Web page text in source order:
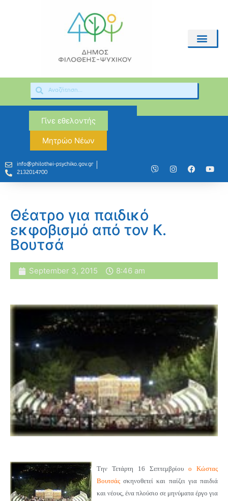
Γίνε εθελοντής
Μητρώο Νέων
info@philothei-psychiko.gov.gr
2132014700
Θέατρο για παιδικό
εκφοβισμό από τον Κ.
Βουτσά
September 3, 2015 8:46 am
Την Τετάρτη 16 Σεπτεμβρίου ο Κώστας
Βουτσάς σκηνοθετεί και παίζει για παιδιά
και νέους, ένα πλούσιο σε μηνύματα έργο για